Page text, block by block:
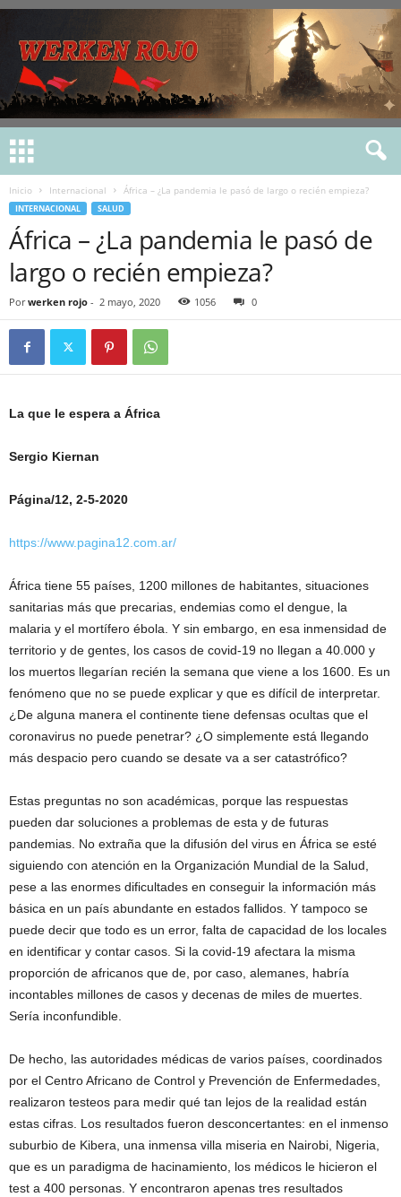
Inicio Internacional África – ¿La pandemia le pasó de largo o recién empieza?
INTERNACIONAL SALUD
África – ¿La pandemia le pasó de
largo o recién empieza?
Por werken rojo - 2 mayo, 2020 1056 0
La que le espera a África
Sergio Kiernan
Página/12, 2-5-2020
https://www.pagina12.com.ar/
África tiene 55 países, 1200 millones de habitantes, situaciones
sanitarias más que precarias, endemias como el dengue, la
malaria y el mortífero ébola. Y sin embargo, en esa inmensidad de
territorio y de gentes, los casos de covid-19 no llegan a 40.000 y
los muertos llegarían recién la semana que viene a los 1600. Es un
fenómeno que no se puede explicar y que es difícil de interpretar.
¿De alguna manera el continente tiene defensas ocultas que el
coronavirus no puede penetrar? ¿O simplemente está llegando
más despacio pero cuando se desate va a ser catastrófico?
Estas preguntas no son académicas, porque las respuestas
pueden dar soluciones a problemas de esta y de futuras
pandemias. No extraña que la difusión del virus en África se esté
siguiendo con atención en la Organización Mundial de la Salud,
pese a las enormes dificultades en conseguir la información más
básica en un país abundante en estados fallidos. Y tampoco se
puede decir que todo es un error, falta de capacidad de los locales
en identificar y contar casos. Si la covid-19 afectara la misma
proporción de africanos que de, por caso, alemanes, habría
incontables millones de casos y decenas de miles de muertes.
Sería inconfundible.
De hecho, las autoridades médicas de varios países, coordinados
por el Centro Africano de Control y Prevención de Enfermedades,
realizaron testeos para medir qué tan lejos de la realidad están
estas cifras. Los resultados fueron desconcertantes: en el inmenso
suburbio de Kibera, una inmensa villa miseria en Nairobi, Nigeria,
que es un paradigma de hacinamiento, los médicos le hicieron el
test a 400 personas. Y encontraron apenas tres resultados